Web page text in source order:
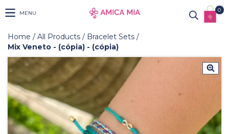
MENU 0
Home / All Products / Bracelet Sets /
Mix Veneto - (cópia) - (cópia)